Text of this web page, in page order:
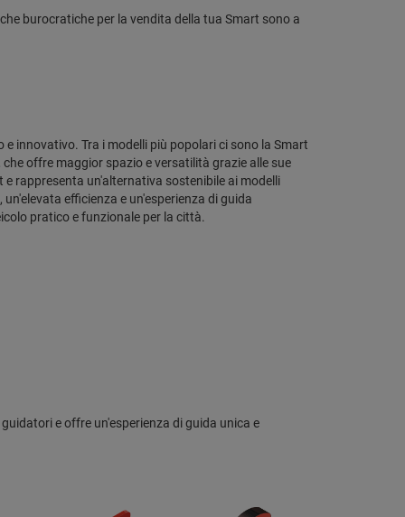
burocratiche per la vendita della tua Smart sono a
innovativo. Tra i modelli più popolari ci sono la Smart
offre maggior spazio e versatilità grazie alle sue
rappresenta un'alternativa sostenibile ai modelli
efficienza e un'esperienza di guida
pratico e funzionale per la città.
e offre un'esperienza di guida unica e